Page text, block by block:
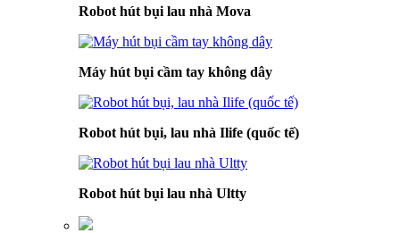
Robot hút bụi lau nhà Mova
Máy hút bụi cầm tay không dây
Robot hút bụi, lau nhà Ilife (quốc tế)
Robot hút bụi lau nhà Ultty